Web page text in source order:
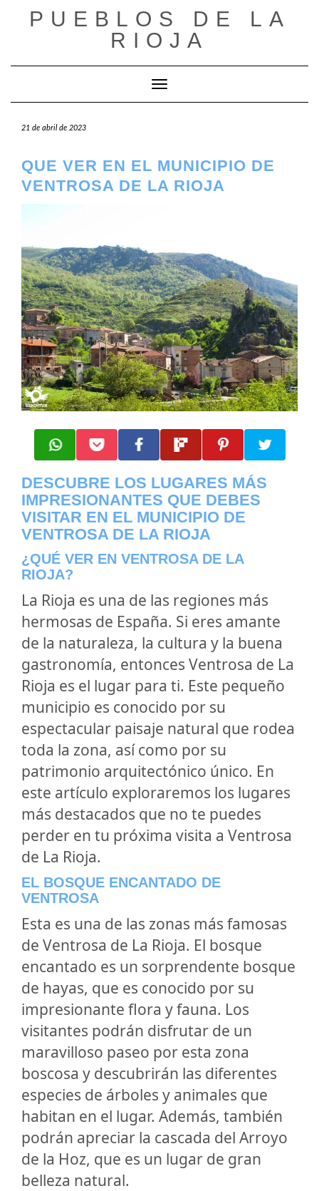
PUEBLOS DE LA
RIOJA
Cambiar modo de navegación
21 de abril de 2023
QUE VER EN EL MUNICIPIO DE
VENTROSA DE LA RIOJA
DESCUBRE LOS LUGARES MÁS
IMPRESIONANTES QUE DEBES
VISITAR EN EL MUNICIPIO DE
VENTROSA DE LA RIOJA
¿QUÉ VER EN VENTROSA DE LA
RIOJA?
La Rioja es una de las regiones más
hermosas de España. Si eres amante
de la naturaleza, la cultura y la buena
gastronomía, entonces Ventrosa de La
Rioja es el lugar para ti. Este pequeño
municipio es conocido por su
espectacular paisaje natural que rodea
toda la zona, así como por su
patrimonio arquitectónico único. En
este artículo exploraremos los lugares
más destacados que no te puedes
perder en tu próxima visita a Ventrosa
de La Rioja.
EL BOSQUE ENCANTADO DE
VENTROSA
Esta es una de las zonas más famosas
de Ventrosa de La Rioja. El bosque
encantado es un sorprendente bosque
de hayas, que es conocido por su
impresionante flora y fauna. Los
visitantes podrán disfrutar de un
maravilloso paseo por esta zona
boscosa y descubrirán las diferentes
especies de árboles y animales que
habitan en el lugar. Además, también
podrán apreciar la cascada del Arroyo
de la Hoz, que es un lugar de gran
belleza natural.